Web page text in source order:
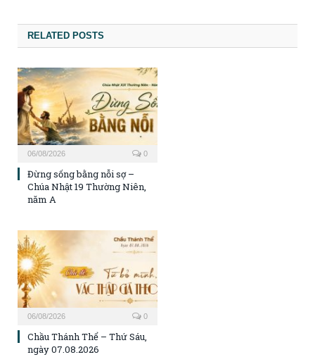
RELATED POSTS
06/08/2026 0
Đừng sống bằng nỗi sợ –
Chúa Nhật 19 Thường Niên,
năm A
06/08/2026 0
Chầu Thánh Thể – Thứ Sáu,
ngày 07.08.2026